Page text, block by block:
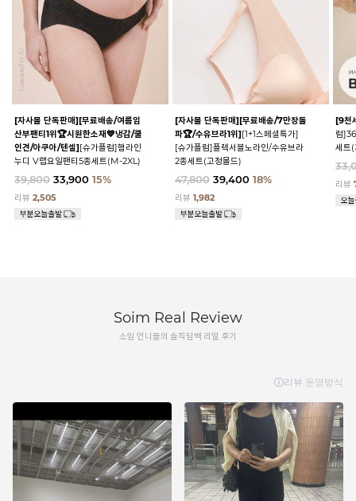
[자사몰 단독판매][무료배송/여름임
산부팬티1위🏆시원한소재💙냉감/쿨
인견/아쿠아/텐셀][슈가플럼]햄라인
누디 V랩요일팬티5종세트(M-2XL)
39,800 33,900 15%
리뷰 2,505
[자사몰 단독판매][무료배송/7만장돌
파🏆/수유브라1위][1+1스페셜특가]
[슈가플럼]플렉서블노라인/수유브라
2종세트(고정몰드)
47,800 39,400 18%
리뷰1,982
[9천
럼
세트
리뷰
Soim Real Review
소임 언니들의 솔직담백 리얼 후기